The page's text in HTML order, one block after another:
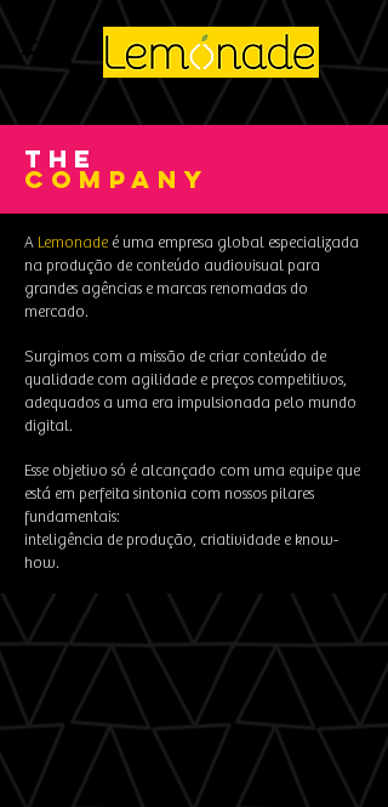
THE
COMPANY
A Lemonade é uma empresa global especializada
na produção de conteúdo audiovisual para
grandes agências e marcas renomadas do
mercado.
Surgimos com a missão de criar conteúdo de
qualidade com agilidade e preços competitivos,
adequados a uma era impulsionada pelo mundo
digital.
Esse objetivo só é alcançado com uma equipe que
está em perfeita sintonia com nossos pilares
fundamentais:
inteligência de produção, criatividade e know-
how.